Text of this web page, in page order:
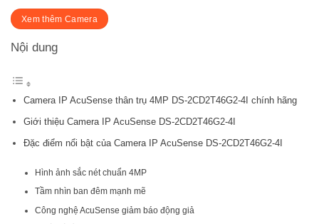
Xem thêm Camera
Nội dung
Camera IP AcuSense thân trụ 4MP DS-2CD2T46G2-4I chính hãng
Giới thiệu Camera IP AcuSense DS-2CD2T46G2-4I
Đặc điểm nổi bật của Camera IP AcuSense DS-2CD2T46G2-4I
Hình ảnh sắc nét chuẩn 4MP
Tầm nhìn ban đêm mạnh mẽ
Công nghệ AcuSense giảm báo động giả